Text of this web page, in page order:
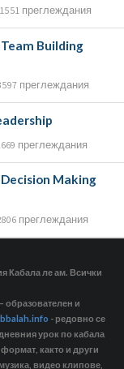
1551 преглеждания
Building
преглеждания
преглеждания
Making
преглеждания
Кабала ле ам. Всички
образователен и
- редовно се
урок по кабала
както и други
видео клипове,